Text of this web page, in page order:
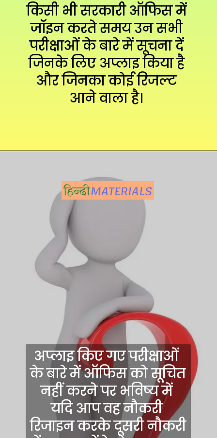
किसी भी सरकारी ऑफिस में
जॉइन करते समय उन सभी
परीक्षाओं के बारे में सूचना दें
जिनके लिए अप्लाइ किया है
और जिनका कोई रिजल्ट
आने वाला है।
अप्लाइ किए गए परीक्षाओं
के बारे में ऑफिस को सूचित
नहीं करने पर भविष्य में
यदि आप वह नौकरी
रिजाइन करके दूसरी नौकरी